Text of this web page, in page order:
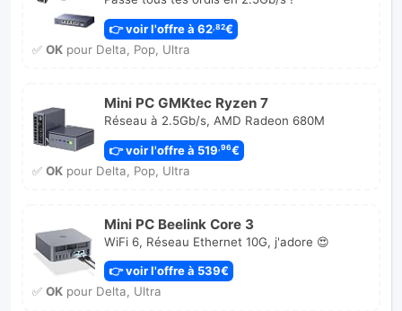
👉 voir l'offre à 62,82€
✅ OKpour Delta, Pop, Ultra
Mini PC GMKtec Ryzen 7
Réseau à 2.5Gb/s, AMD Radeon 680M
👉 voir l'offre à 519,96€
✅ OKpour Delta, Pop, Ultra
Mini PC Beelink Core 3
WiFi 6, Réseau Ethernet 10G, j'adore 😍
👉 voir l'offre à 539€
✅ OKpour Delta, Ultra